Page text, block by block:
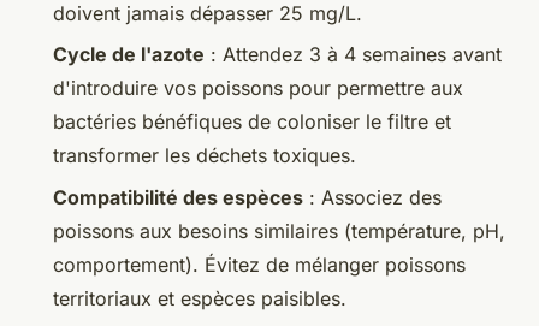
doivent jamais dépasser 25 mg/L.
Cycle de l'azote : Attendez 3 à 4 semaines avant
d'introduire vos poissons pour permettre aux
bactéries bénéfiques de coloniser le filtre et
transformer les déchets toxiques.
Compatibilité des espèces : Associez des
poissons aux besoins similaires (température, pH,
comportement). Évitez de mélanger poissons
territoriaux et espèces paisibles.